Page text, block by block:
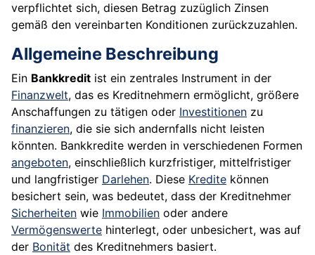
verpflichtet sich, diesen Betrag zuzüglich Zinsen
gemäß den vereinbarten Konditionen zurückzuzahlen.
Allgemeine Beschreibung
Ein Bankkredit ist ein zentrales Instrument in der
Finanzwelt, das es Kreditnehmern ermöglicht, größere
Anschaffungen zu tätigen oder Investitionen zu
finanzieren, die sie sich andernfalls nicht leisten
könnten. Bankkredite werden in verschiedenen Formen
angeboten, einschließlich kurzfristiger, mittelfristiger
und langfristiger Darlehen. Diese Kredite können
besichert sein, was bedeutet, dass der Kreditnehmer
Sicherheiten wie Immobilien oder andere
Vermögenswerte hinterlegt, oder unbesichert, was auf
der Bonität des Kreditnehmers basiert.